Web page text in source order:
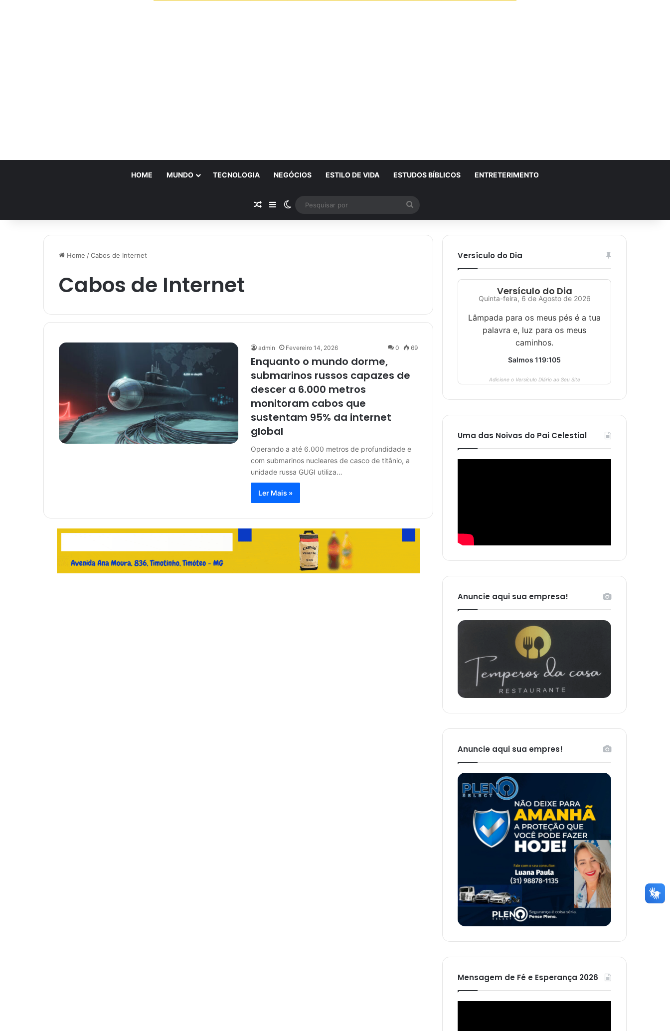
HOME MUNDO TECNOLOGIA NEGÓCIOS ESTILO DE VIDA ESTUDOS BÍBLICOS ENTRETERIMENTO
Artigo Aleatório
SidebarSwitch skin
por
Home /Cabos de Internet
Cabos de Internet
admin Fevereiro 14, 2026 0 69
Enquanto o mundo dorme,
submarinos russos capazes de
descer a 6.000 metros
monitoram cabos que
sustentam 95% da internet
global
Operando a até 6.000 metros de profundidade e
com submarinos nucleares de casco de titânio, a
unidade russa GUGI utiliza…
Ler Mais »
Versículo do Dia
Versículo do Dia
Quinta-feira, 6 de Agosto de 2026
Lâmpada para os meus pés é a tua
palavra e, luz para os meus
caminhos.
Salmos 119:105
Adicione o Versículo Diário ao Seu Site
Uma das Noivas do Pai Celestial
Anuncie aqui sua empresa!
Anuncie aqui sua empres!
Mensagem de Fé e Esperança 2026